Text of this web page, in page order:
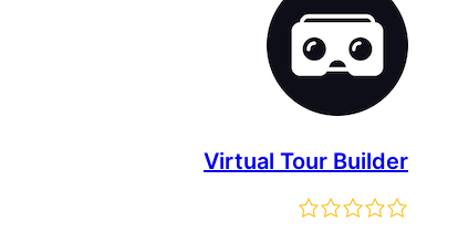
Virtual Tour Builder